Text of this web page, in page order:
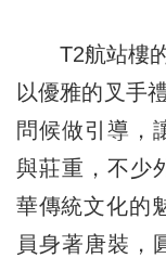
T2航站樓的“
以優雅的叉手
問候做引導，
與莊重，不少
華傳統文化的
員身著唐裝，